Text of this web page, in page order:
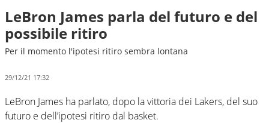
LeBron James parla del futuro e del
possibile ritiro
Per il momento l'ipotesi ritiro sembra lontana
29/12/21 17:32
LeBron James ha parlato, dopo la vittoria dei Lakers, del suo
futuro e dell’ipotesi ritiro dal basket.